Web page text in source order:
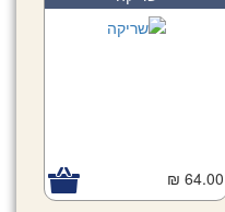
64.00 ₪